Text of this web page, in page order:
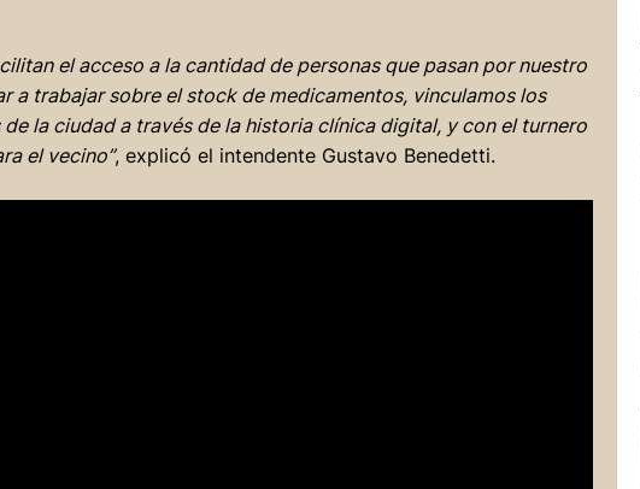
el acceso a la cantidad de personas que pasan por nuestro
a trabajar sobre el stock de medicamentos, vinculamos los
la ciudad a través de la historia clínica digital, y con el turnero
el vecino”, explicó el intendente Gustavo Benedetti.